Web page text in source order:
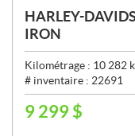
HARLEY-
IRON
Kilométrage : 10 282
# inventaire : 22691
P
9 299 $